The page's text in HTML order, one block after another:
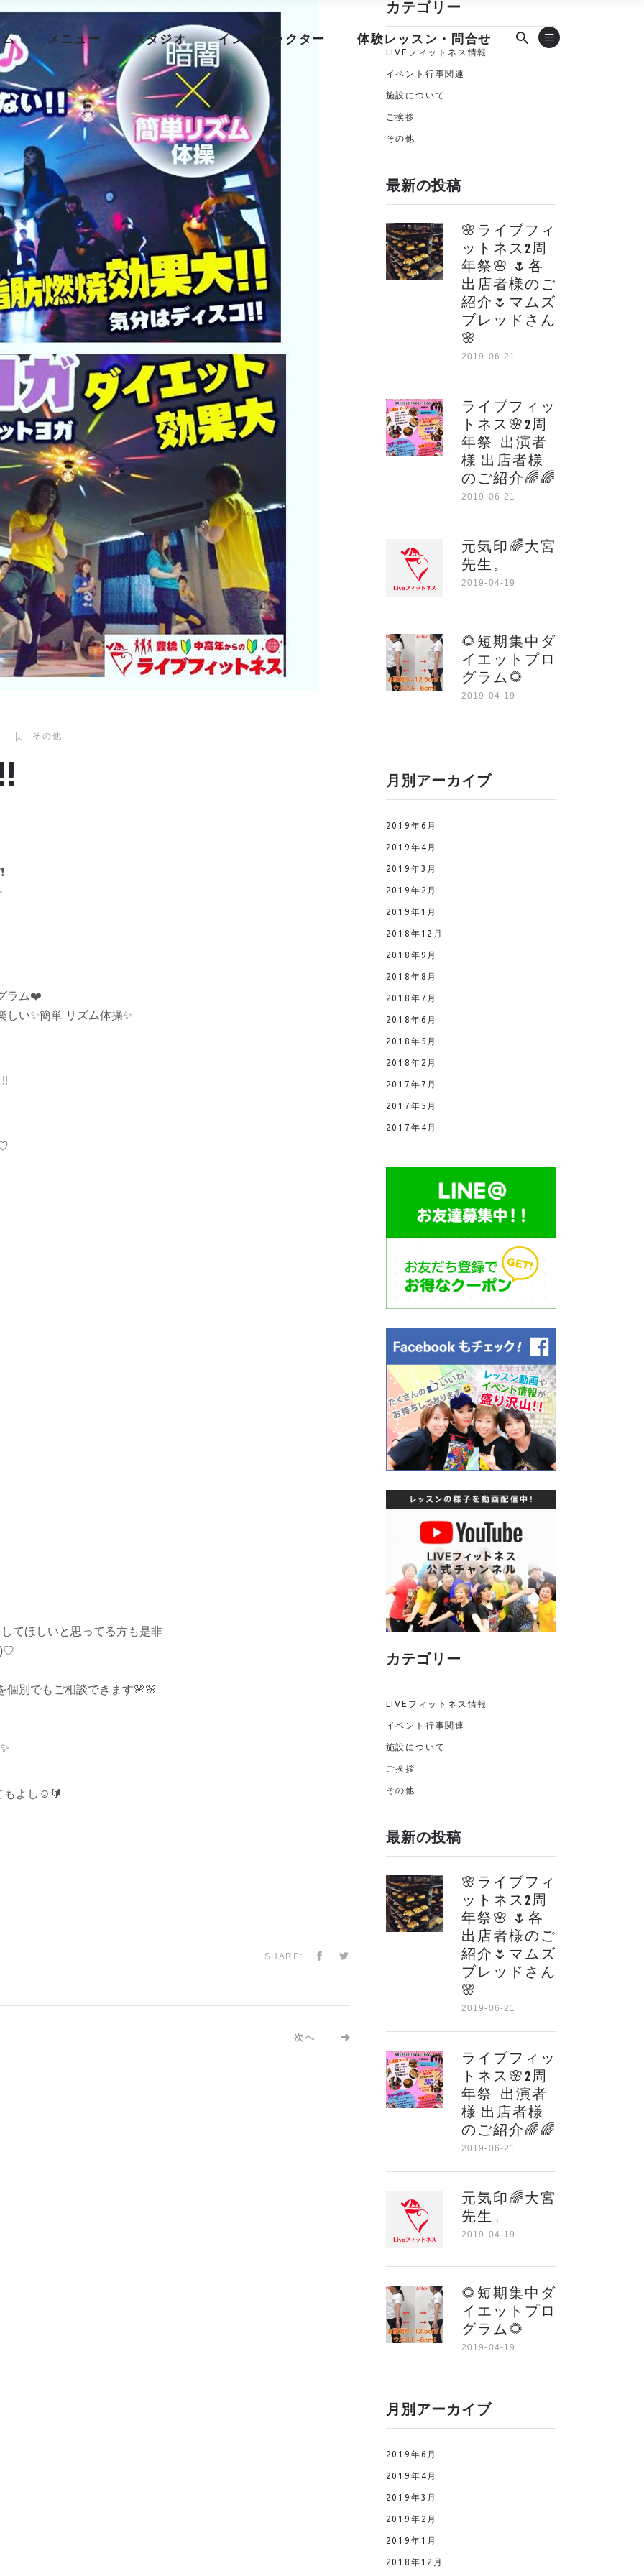
メニュー スタジオ インストラクター 体験レッスン・問合せ
その他
❗️
ラム❤️
しい✨簡単 リズム体操✨
‼︎
てほしいと思ってる方も是非
個別でもご相談できます🌸🌸
✨
よし ☺️ 🔰
SHARE:
次へ
カテゴリー
LIVEフィットネス情報
イベント行事関連
施設について
ご挨拶
その他
最新の投稿
🌸ライブフィ
ットネス2周
年祭🌸 🌷各
出店者様のご
紹介🌷マムズ
ブレッドさん
🌸
2019-06-21
ライブフィッ
トネス🌸2周
年祭 出演者
様 出店者様
のご紹介🌈🌈
2019-06-21
元気印🌈大宮
先生。
2019-04-19
🌻短期集中ダ
イエットプロ
グラム🌻
2019-04-19
月別アーカイブ
2019年6月
2019年4月
2019年3月
2019年2月
2019年1月
2018年12月
2018年9月
2018年8月
2018年7月
2018年6月
2018年5月
2018年2月
2017年7月
2017年5月
2017年4月
カテゴリー
LIVEフィットネス情報
イベント行事関連
施設について
ご挨拶
その他
最新の投稿
🌸ライブフィ
ットネス2周
年祭🌸 🌷各
出店者様のご
紹介🌷マムズ
ブレッドさん
🌸
2019-06-21
ライブフィッ
トネス🌸2周
年祭 出演者
様 出店者様
のご紹介🌈🌈
2019-06-21
元気印🌈大宮
先生。
2019-04-19
🌻短期集中ダ
イエットプロ
グラム🌻
2019-04-19
月別アーカイブ
2019年6月
2019年4月
2019年3月
2019年2月
2019年1月
2018年12月